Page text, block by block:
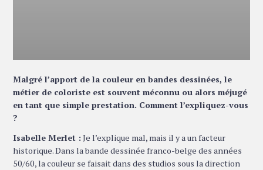
Malgré l’apport de la couleur en bandes dessinées, le
métier de coloriste est souvent méconnu ou alors méjugé
en tant que simple prestation. Comment l’expliquez-vous
?
Isabelle Merlet : Je l’explique mal, mais il y a un facteur
historique. Dans la bande dessinée franco-belge des années
50/60, la couleur se faisait dans des studios sous la direction